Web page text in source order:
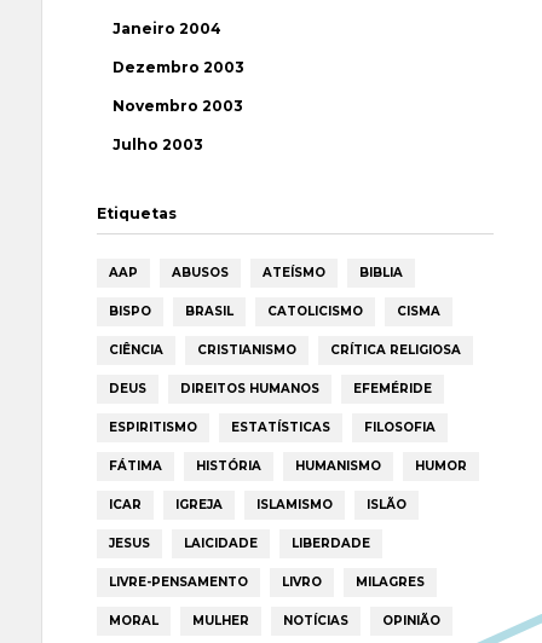
Janeiro 2004
Dezembro 2003
Novembro 2003
Julho 2003
Etiquetas
AAP ABUSOS ATEÍSMO BIBLIA
BISPO BRASIL CATOLICISMO CISMA
CIÊNCIA CRISTIANISMO CRÍTICA RELIGIOSA
DEUS DIREITOS HUMANOS EFEMÉRIDE
ESPIRITISMO ESTATÍSTICAS FILOSOFIA
FÁTIMA HISTÓRIA HUMANISMO HUMOR
ICAR IGREJA ISLAMISMO ISLÃO
JESUS LAICIDADE LIBERDADE
LIVRE-PENSAMENTO LIVRO MILAGRES
MORAL MULHER NOTÍCIAS OPINIÃO